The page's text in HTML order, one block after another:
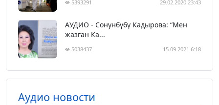
5393291 29.02.2020 23:43
АУДИО - Сонунбүбү Кадырова: “Мен
жазган Ка...
5038437 15.09.2021 6:18
Аудио новости